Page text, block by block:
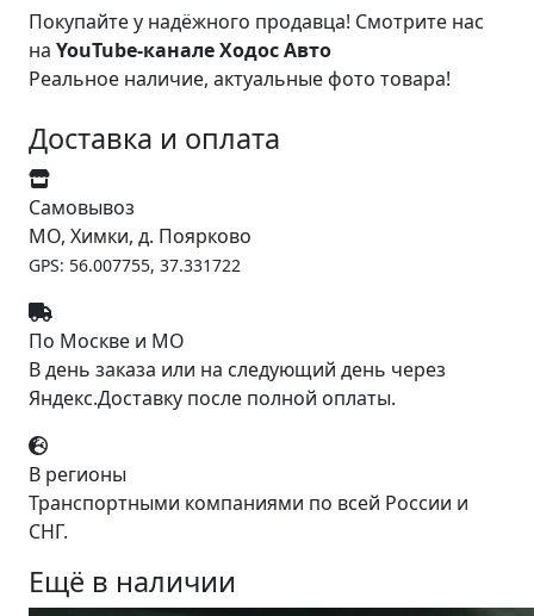
Покупайте у надёжного продавца! Смотрите нас
на YouTube-канале Ходос Авто
Реальное наличие, актуальные фото товара!
Доставка и оплата
Самовывоз
МО, Химки, д. Поярково
GPS: 56.007755, 37.331722
По Москве и МО
В день заказа или на следующий день через
Яндекс.Доставку после полной оплаты.
В регионы
Транспортными компаниями по всей России и
СНГ.
Ещё в наличии